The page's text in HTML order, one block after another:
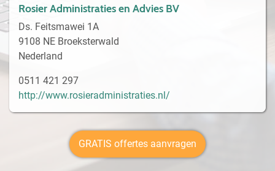
Rosier Administraties en Advies BV
Ds. Feitsmawei 1A
9108 NE Broeksterwald
Nederland
0511 421 297
http://www.rosieradministraties.nl/
GRATIS offertes aanvragen